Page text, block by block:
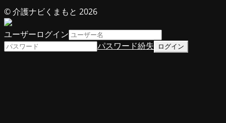
© 介護ナビくまもと 2026
ユーザーログイン
パスワード紛失